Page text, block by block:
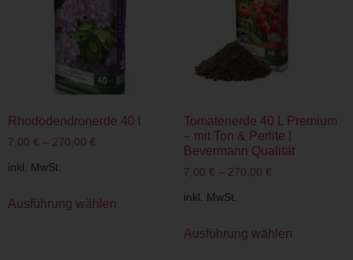
Rhododendronerde 40 l
7,00 € – 270,00 €
inkl. MwSt.
Ausführung wählen
Tomatenerde 40 L Premium
– mit Ton & Perlite |
Bevermann Qualität
7,00 € – 270,00 €
inkl. MwSt.
Ausführung wählen